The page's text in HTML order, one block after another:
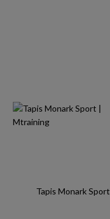
Tapis Monark Sport